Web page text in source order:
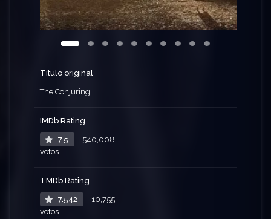
Título original
The Conjuring
IMDb Rating
7.5
540,008
votos
TMDb Rating
7.542
10,755
votos